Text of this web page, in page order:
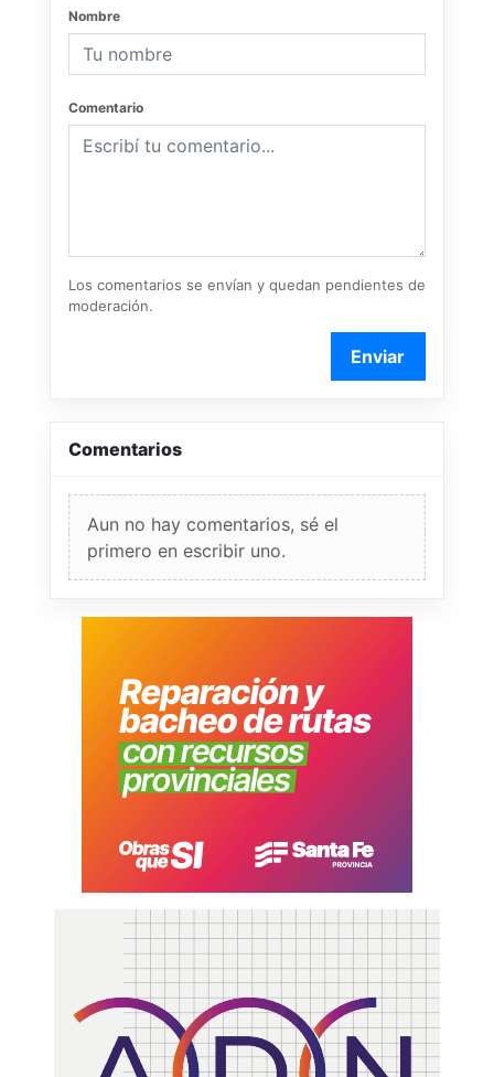
Nombre
Comentario
Los comentarios se envían y quedan pendientes de
moderación.
Enviar
Comentarios
Aun no hay comentarios, sé el
primero en escribir uno.